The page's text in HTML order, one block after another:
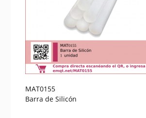
MAT0155
Barra de Silicón